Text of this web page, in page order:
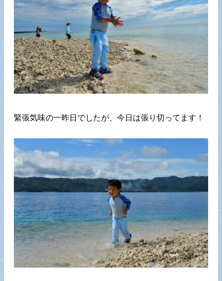
緊張気味の一昨日でしたが、今日は張り切ってます！